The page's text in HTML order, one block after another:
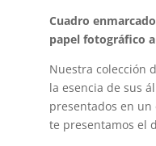
Cuadro
papel fotográfico
Nuestra colección
la esencia de sus
presentados en un
te presentamos el